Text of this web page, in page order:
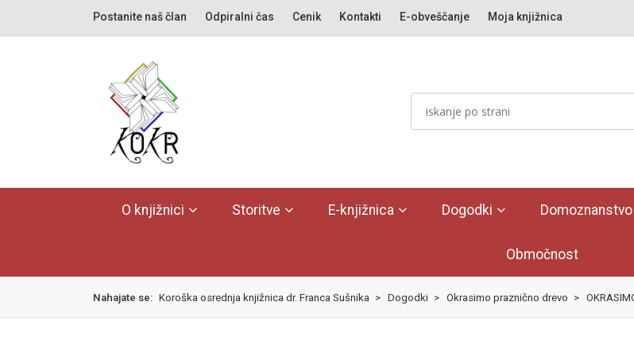
glavno
dostopnosti
Postanite naš član Odpiralni čas Cenik Kontakti E-obveščanje Moja knjižnica
O knjižnici Storitve E-knjižnica Dogodki
Območnost
Nahajate se: Koroška osrednja knjižnica dr. Franca Sušnika > Dogodki > Okrasimo praznično drevo >